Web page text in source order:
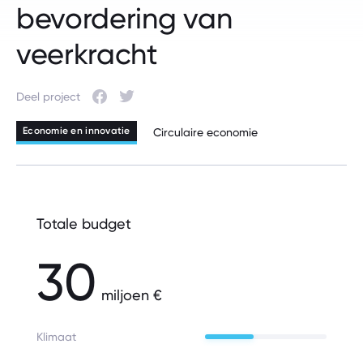
bevordering van
veerkracht
Deel project Facebook
Twitter
Economie en innovatie Circulaire economie
Totale budget
30 miljoen €
Klimaat